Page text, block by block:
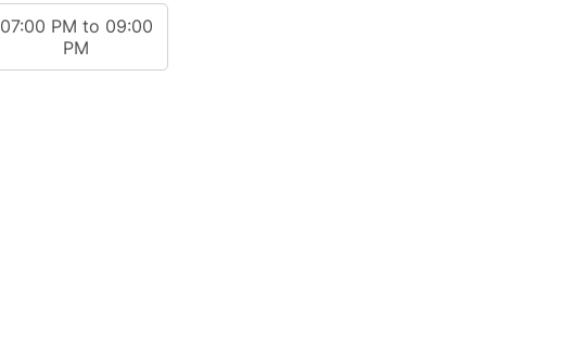
07:00 PM to 09:00
PM